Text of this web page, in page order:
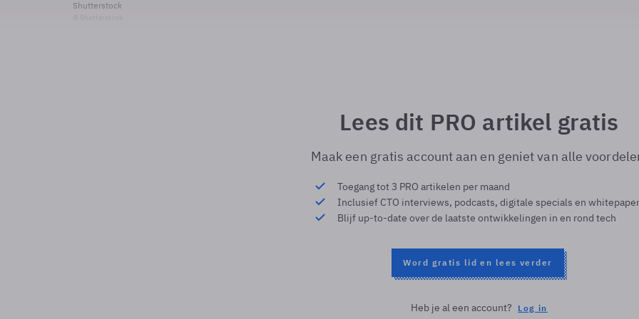
Shutterstock
Lees dit PRO artikel gratis
Maak een gratis account aan en geniet van alle
Toegang tot 3 PRO artikelen per maand
Inclusief CTO interviews, podcasts, digitale specials en
Blijf up-to-date over de laatste ontwikkelingen in en rond tech
Word gratis lid en lees verder
Heb je al een account? Log in